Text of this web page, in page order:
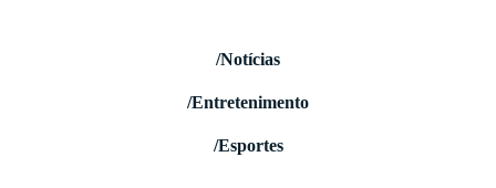
/Notícias
/Entretenimento
/Esportes